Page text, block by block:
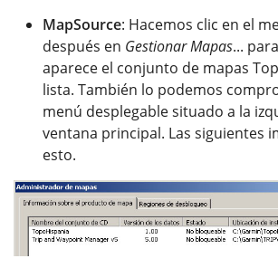
MapSource: Hacemos clic en el
después en Gestionar Mapas...
aparece el conjunto de mapas
lista. También lo podemos
menú desplegable situado a la
ventana principal. Las siguientes
esto.